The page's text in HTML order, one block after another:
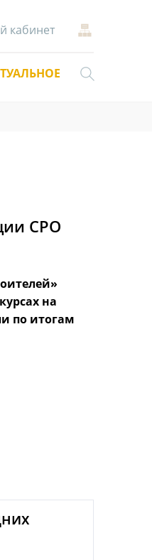
кабинет
СРО
на
по итогам